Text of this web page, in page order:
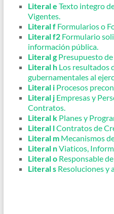
Literal e Texto integro
Vigentes.
Literal f Formularios o
Literal f2 Formulario
información pública.
Literal g Presupuesto
Literal h Los resultados
gubernamentales al
Literal i Procesos
Literal j Empresas y
Contratos.
Literal k Planes y
Literal lContratos de
Literal m Mecanismos
Literal nViaticos,
Literal o Responsable
Literal s Resoluciones y